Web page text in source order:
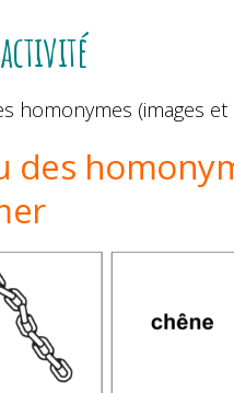
homonymes (images et
des